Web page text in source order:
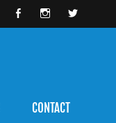
CONTACT